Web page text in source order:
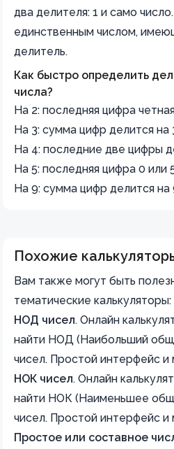
два делителя: 1 и само
единственным числом,
делитель.
Как быстро определить
числа?
На 2: последняя цифра
На 3: сумма цифр делится на
На 4: последние две цифры
На 5: последняя цифра 0 или
На 9: сумма цифр делится на
Похожие
Вам также могут быть
тематические калькуляторы:
НОД чисел. Онлайн
найти НОД (Наибольший
чисел. Простой интерфейс и
НОК чисел. Онлайн
найти НОК (Наименьшее
чисел. Простой интерфейс и
Простое или составное